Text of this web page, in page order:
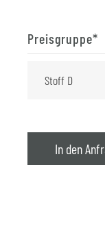
Preisgruppe*
In den